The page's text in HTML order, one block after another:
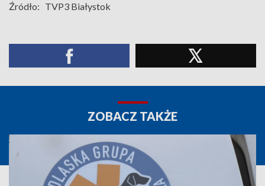
Źródło: TVP3 Białystok
ZOBACZ TAKŻE